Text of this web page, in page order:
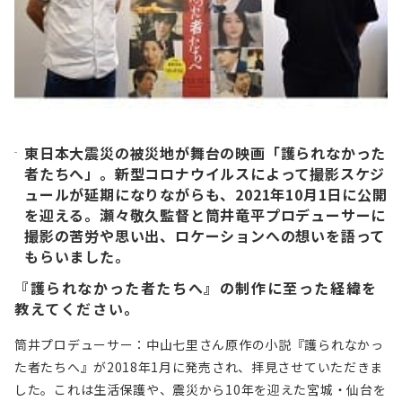
東日本大震災の被災地が舞台の映画「護られなかった
者たちへ」。新型コロナウイルスによって撮影スケジ
ュールが延期になりながらも、2021年10月1日に公開
を迎える。瀬々敬久監督と筒井竜平プロデューサーに
撮影の苦労や思い出、ロケーションへの想いを語って
もらいました。
『護られなかった者たちへ』の制作に至った経緯を
教えてください。
筒井プロデューサー：中山七里さん原作の小説『護られなかっ
た者たちへ』が2018年1月に発売され、拝見させていただきま
した。これは生活保護や、震災から10年を迎えた宮城・仙台を